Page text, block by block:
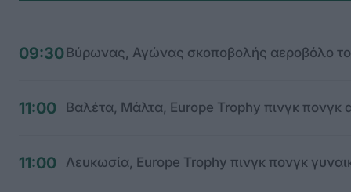
09:30 Βύρωνας, Αγώνας σκοποβολής αεροβόλο
11:00 Βαλέτα, Μάλτα, Europe Trophy πινγκ
11:00 Λευκωσία, Europe Trophy πινγκ πονγκ